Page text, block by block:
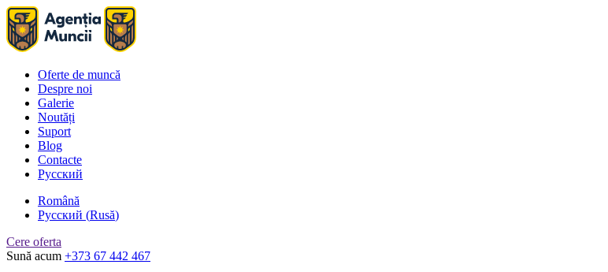
Oferte de muncă
Despre noi
Galerie
Noutăți
Suport
Blog
Contacte
Русский
Română
Русский (Rusă)
Cere oferta
Sună acum +373 67 442 467